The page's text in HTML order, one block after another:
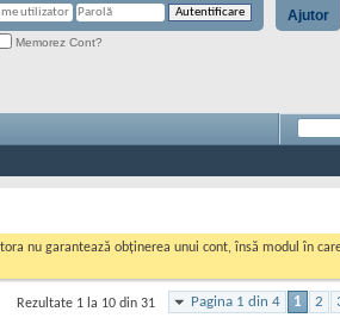
Ajutor
Memorez Cont?
nu garantează obținerea unui cont, însă modul în
Pagina 1 din 4 1 2
Rezultate 1 la 10 din 31